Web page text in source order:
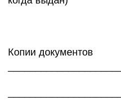
Копии документов